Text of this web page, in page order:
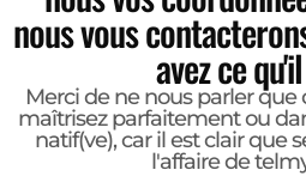
nous vous
avez ce
Merci de ne nous parler que
maîtrisez parfaitement ou
natif(ve), car il est clair que
l'affaire de